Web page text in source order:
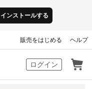
インストールする
販売をはじめる ヘルプ
ログイン